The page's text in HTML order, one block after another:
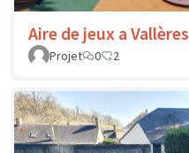
Aire de jeux a Vallères
Projet
0 2